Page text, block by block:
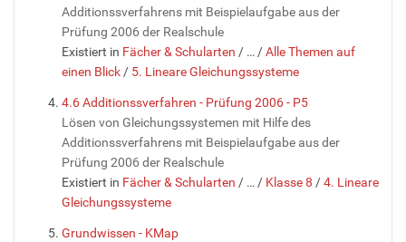
Additionssverfahrens mit Beispielaufgabe aus der
Prüfung 2006 der Realschule
Existiert in Fächer & Schularten / … /Alle Themen auf
einen Blick / 5. Lineare Gleichungssysteme
4.6 Additionssverfahren - Prüfung 2006 - P5
Lösen von Gleichungssystemen mit Hilfe des
Additionssverfahrens mit Beispielaufgabe aus der
Prüfung 2006 der Realschule
Existiert in Fächer & Schularten / … / Klasse 8 /4. Lineare
Gleichungssysteme
Grundwissen - KMap